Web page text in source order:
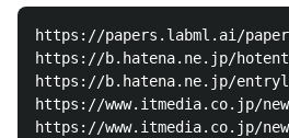
https://papers.labml.ai/
https://b.hatena.ne.jp/
https://b.hatena.ne.jp/entrylist/it/
https://www.itmedia.co.jp/
https://www.itmedia.co.jp/